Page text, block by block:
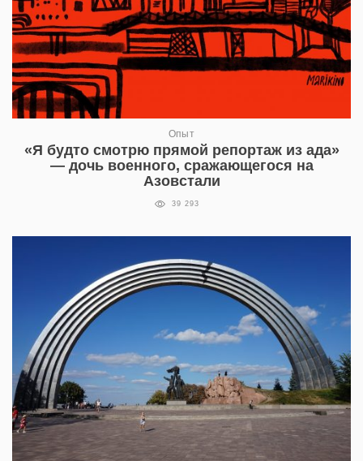
Опыт
«Я будто смотрю прямой репортаж из ада»
— дочь военного, сражающегося на
Азовстали
39 293